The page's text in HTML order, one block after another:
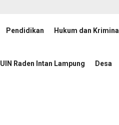
Pendidikan Hukum dan Kriminal
UIN Raden Intan Lampung Desa